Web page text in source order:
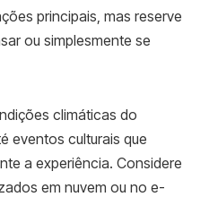
principais, mas reserve
ou simplesmente se
climáticas do
eventos culturais que
a experiência. Considere
em nuvem ou no e-